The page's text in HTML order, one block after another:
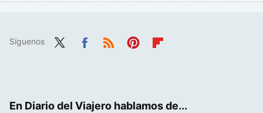
Síguenos
En Diario del Viajero hablamos de...